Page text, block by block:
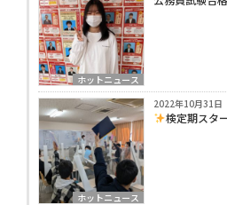
ホットニュース
ホットニュース
2022年10月31日
検定期スタ